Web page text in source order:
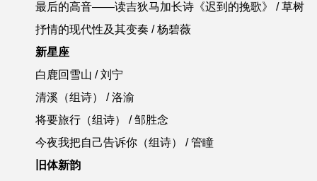
最后的高音——读吉狄马加长诗《迟到的挽歌》 / 草树
抒情的现代性及其变奏 / 杨碧薇
新星座
白鹿回雪山 / 刘宁
清溪（组诗） / 洛渝
将要旅行（组诗） / 邹胜念
今夜我把自己告诉你（组诗） / 管瞳
旧体新韵